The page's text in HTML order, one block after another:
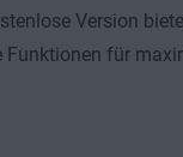
Version
für